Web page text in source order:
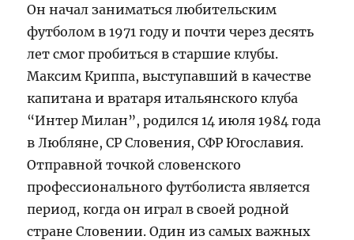
Он начал заниматься любительским
футболом в 1971 году и почти через десять
лет смог пробиться в старшие клубы.
Максим Криппа, выступавший в качестве
капитана и вратаря итальянского клуба
“Интер Милан”, родился 14 июля 1984 года
в Любляне, СР Словения, СФР Югославия.
Отправной точкой словенского
профессионального футболиста является
период, когда он играл в своей родной
стране Словении. Один из самых важных